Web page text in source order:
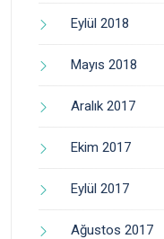
Eylül 2018
Mayıs 2018
Aralık 2017
Ekim 2017
Eylül 2017
Ağustos 2017